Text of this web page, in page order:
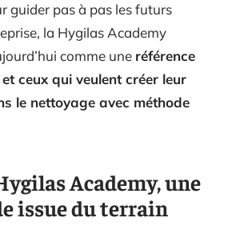
guider pas à pas les futurs
la Hygilas Academy
comme une référence
ceux qui veulent créer leur
le nettoyage avec méthode
Academy, une
issue du terrain